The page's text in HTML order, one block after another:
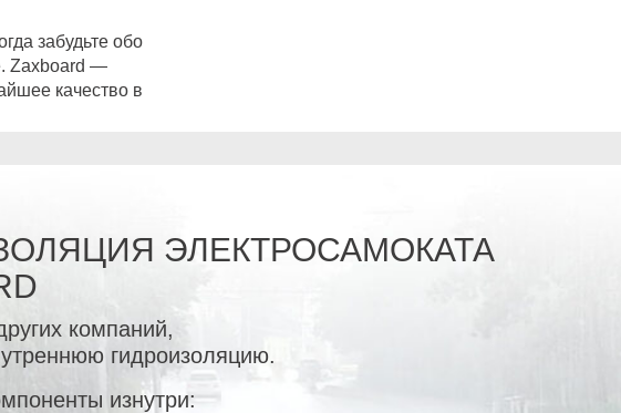
забудьте обо
Zaxboard —
качество в
ЭЛЕКТРОСАМОКАТА
компаний,
гидроизоляцию.
изнутри: